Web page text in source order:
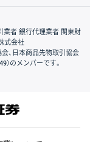
業者 銀行代理業者 関東財
式会社
、日本商品先物取引協会
のメンバーです。